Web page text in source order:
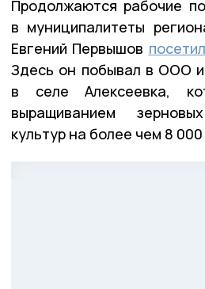
Продолжаются рабочие
в муниципалитеты
Евгений Первышов посетил
Здесь он побывал в ООО
в селе Алексеевка,
выращиванием
культур на более чем 8 000